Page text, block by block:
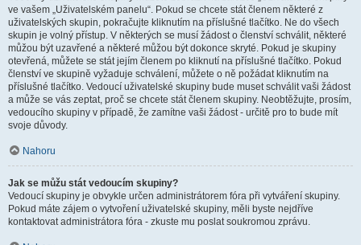
ve vašem „Uživatelském panelu“. Pokud se chcete stát členem některé z
uživatelských skupin, pokračujte kliknutím na příslušné tlačítko. Ne do všech
skupin je volný přístup. V některých se musí žádost o členství schválit, některé
můžou být uzavřené a některé můžou být dokonce skryté. Pokud je skupiny
otevřená, můžete se stát jejím členem po kliknutí na příslušné tlačítko. Pokud
členství ve skupině vyžaduje schválení, můžete o ně požádat kliknutím na
příslušné tlačítko. Vedoucí uživatelské skupiny bude muset schválit vaši žádost
a může se vás zeptat, proč se chcete stát členem skupiny. Neobtěžujte, prosím,
vedoucího skupiny v případě, že zamítne vaši žádost - určitě pro to bude mít
svoje důvody.
Nahoru
Jak se můžu stát vedoucím skupiny?
Vedoucí skupiny je obvykle určen administrátorem fóra při vytváření skupiny.
Pokud máte zájem o vytvoření uživatelské skupiny, měli byste nejdříve
kontaktovat administrátora fóra - zkuste mu poslat soukromou zprávu.